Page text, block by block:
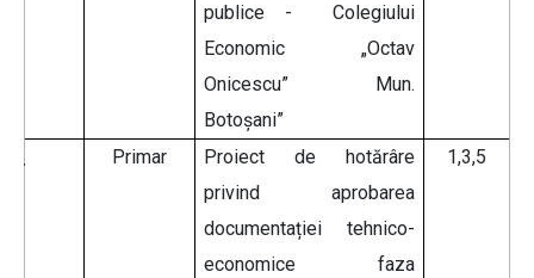
publice - Colegiului
Economic „Octav
Onicescu” Mun.
Botoșani”
Primar
Proiect de hotărâre
privind aprobarea
documentației tehnico-
economice faza
1,3,5